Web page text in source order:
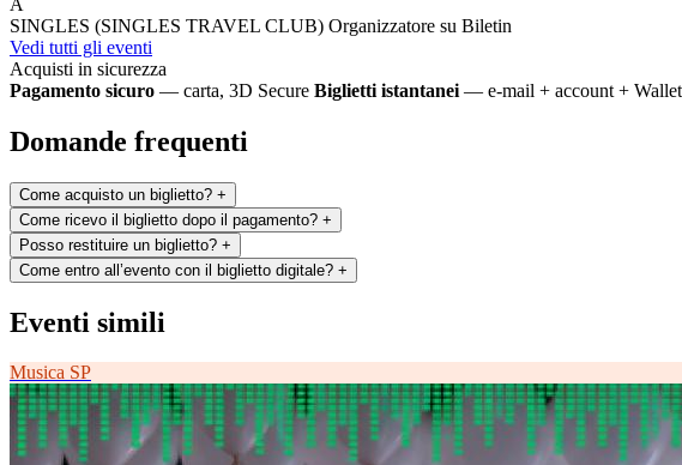
SINGLES (SINGLES TRAVEL CLUB) Organizzatore su Biletin
Vedi tutti gli eventi
Acquisti in sicurezza
Pagamento sicuro — carta, 3D Secure Biglietti istantanei — e-mail + account + Wallet
Domande frequenti
Come acquisto un biglietto? +
Come ricevo il biglietto dopo il pagamento? +
Posso restituire un biglietto? +
Come entro all’evento con il biglietto digitale? +
Eventi simili
Musica SP